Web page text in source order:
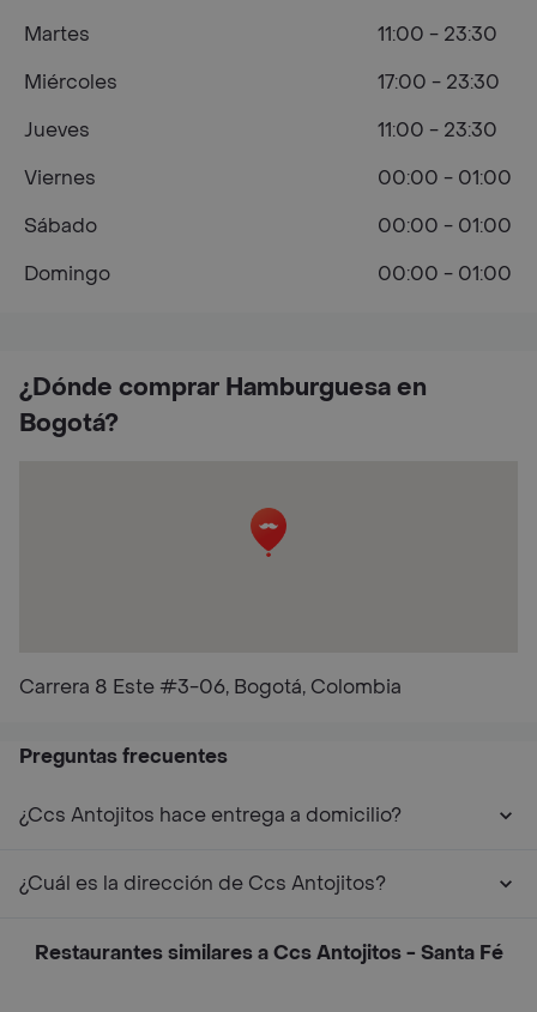
¿Dónde comprar Hamburguesa en
Bogotá?
Carrera 8 Este #3-06, Bogotá, Colombia
Martes
11:00 - 23:30
Miércoles
17:00 - 23:30
Jueves
11:00 - 23:30
Viernes
00:00 - 01:00
Sábado
00:00 - 01:00
Domingo
00:00 - 01:00
Preguntas frecuentes
¿Ccs Antojitos hace entrega a domicilio?
¿Cuál es la dirección de Ccs Antojitos?
Restaurantes similares a Ccs Antojitos - Santa Fé